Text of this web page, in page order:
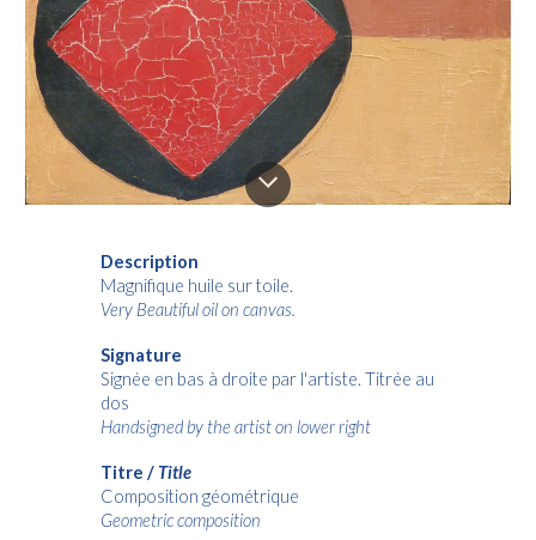
Description
Magnifique huile sur toile.
Very Beautiful oil on canvas.
Signature
Signée en bas à droite par l'artiste. Titrée au
dos
Handsigned by the artist on lower right
Titre / Title
Composition géométrique
Geometric composition